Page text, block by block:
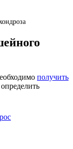
получить